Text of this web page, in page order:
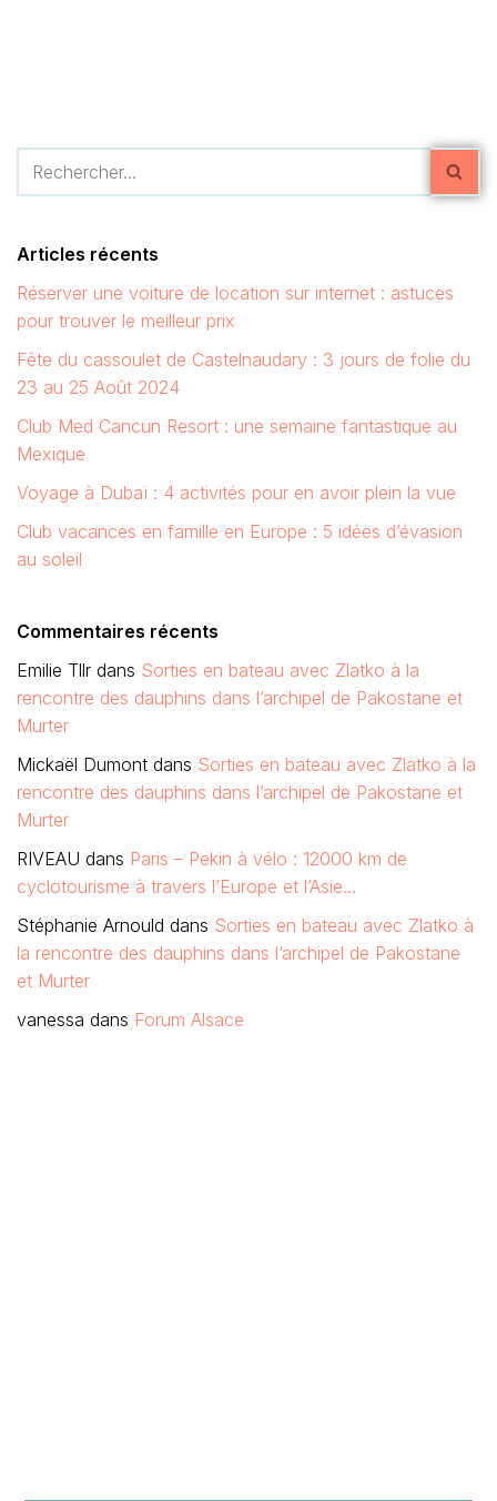
Articles récents
Réserver une voiture de location sur internet : astuces
pour trouver le meilleur prix
Fête du cassoulet de Castelnaudary : 3 jours de folie du
23 au 25 Août 2024
Club Med Cancun Resort : une semaine fantastique au
Mexique
Voyage à Dubaï : 4 activités pour en avoir plein la vue
Club vacances en famille en Europe : 5 idées d’évasion
au soleil
Commentaires récents
Emilie Tllr dans Sorties en bateau avec Zlatko à la
rencontre des dauphins dans l’archipel de Pakostane et
Murter
Mickaël Dumont dans Sorties en bateau avec Zlatko à la
rencontre des dauphins dans l’archipel de Pakostane et
Murter
RIVEAU dans Paris – Pekin à vélo : 12000 km de
cyclotourisme à travers l’Europe et l’Asie…
Stéphanie Arnould dans Sorties en bateau avec Zlatko à
la rencontre des dauphins dans l’archipel de Pakostane
et Murter
vanessa dans Forum Alsace